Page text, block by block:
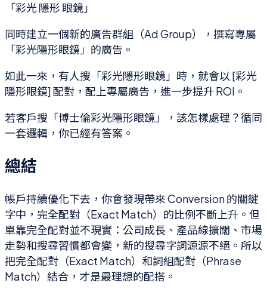
「彩光 隱形 眼鏡」
同時建立一個新的廣告群組（Ad Group），撰寫專屬
「彩光隱形眼鏡」的廣告。
如此一來，有人搜「彩光隱形眼鏡」時，就會以 [彩光
隱形眼鏡] 配對，配上專屬廣告，進一步提升 ROI。
若客戶搜「博士倫彩光隱形眼鏡」，該怎樣處理？循同
一套邏輯，你已經有答案。
總結
帳戶持續優化下去，你會發現帶來 Conversion 的關鍵
字中，完全配對（Exact Match）的比例不斷上升。但
單靠完全配對並不現實：公司成長、產品線擴闊、市場
走勢和搜尋習慣都會變，新的搜尋字詞源源不絕。所以
把完全配對（Exact Match）和詞組配對（Phrase
Match）結合，才是最理想的配搭。